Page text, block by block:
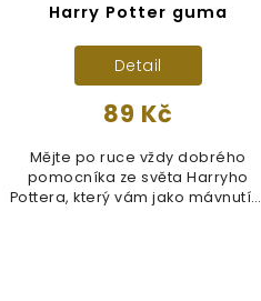
Harry Potter guma
89 Kč
Detail
Mějte po ruce vždy dobrého
pomocníka ze světa Harryho
Pottera, který vám jako mávnutím